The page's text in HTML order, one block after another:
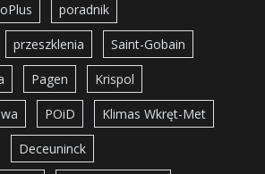
poradnik
przeszklenia Saint-Gobain
Pagen Krispol
POiD Klimas Wkręt-Met
Deceuninck